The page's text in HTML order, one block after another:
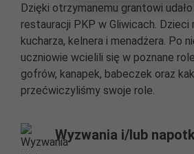
Dzięki otrzymanemu grantowi
restauracji PKP w Gliwicach.
kucharza, kelnera i menadżera. Po
uczniowie wcielili się w poznane
gofrów, kanapek, babeczek oraz
przećwiczyliśmy swoje role.
Wyzwania i/lub